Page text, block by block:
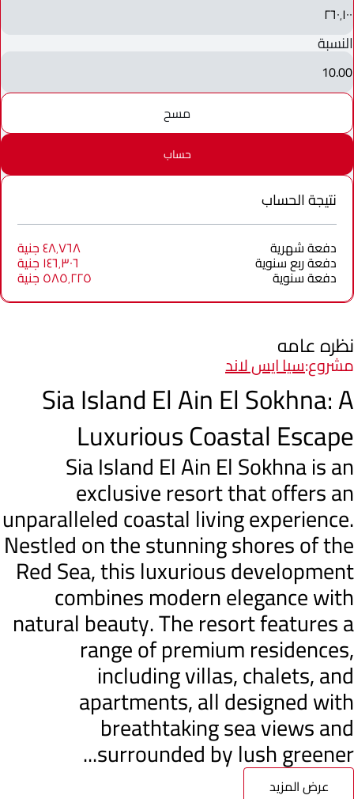
٢٦٠٬١٠٠
النسبة
10.00
مسح
حساب
نتيجة الحساب
دفعة شهرية ٤٨٬٧٦٨ جنية
دفعة ربع سنوية ١٤٦٬٣٠٦ جنية
دفعة سنوية ٥٨٥٬٢٢٥ جنية
نظره عامه
مشروع:سيا ايس لاند
Sia Island El Ain El Sokhna: A
Luxurious Coastal Escape
Sia Island El Ain El Sokhna is an
exclusive resort that offers an
unparalleled coastal living experience.
Nestled on the stunning shores of the
Red Sea, this luxurious development
combines modern elegance with
natural beauty. The resort features a
range of premium residences,
including villas, chalets, and
apartments, all designed with
breathtaking sea views and
surrounded by lush greener...
عرض المزيد